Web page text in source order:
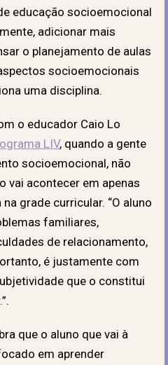
educação socioemocional
adicionar mais
o planejamento de aulas
socioemocionais
uma disciplina.
o educador Caio Lo
LIV, quando a gente
socioemocional, não
vai acontecer em apenas
grade curricular. “O aluno
familiares,
de relacionamento,
é justamente com
que o constitui
que o aluno que vai à
em aprender